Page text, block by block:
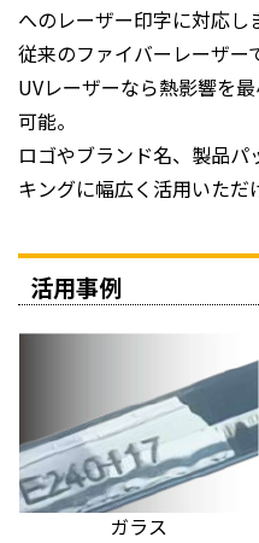
へのレーザー印字に対応し
従来のファイバーレーザー
UVレーザーなら熱影響を
可能。
ロゴやブランド名、製品
キングに幅広く活用いただ
活用事例
ガラス